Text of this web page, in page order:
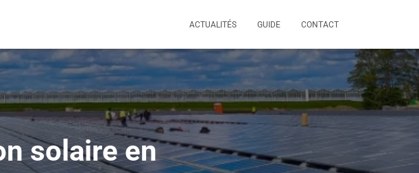
ACTUALITÉS GUIDE CONTACT
solaire en